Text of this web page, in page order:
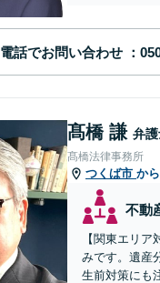
電話でお問い合わせ
髙橋 謙 弁
髙橋法律事務所
つくば市 か
不動
【関東エリ
みです。遺産
生前対策にも